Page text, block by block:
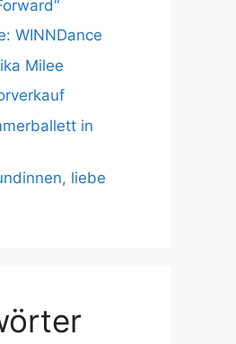
WINNDance
Milee
in
liebe